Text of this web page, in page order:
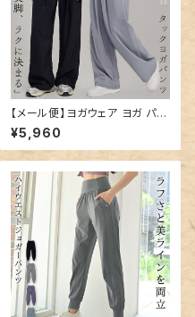
【メール便】ヨガウェア ヨガ パン
ツ ワイド ゆったり レディース／
yoga307
¥5,960